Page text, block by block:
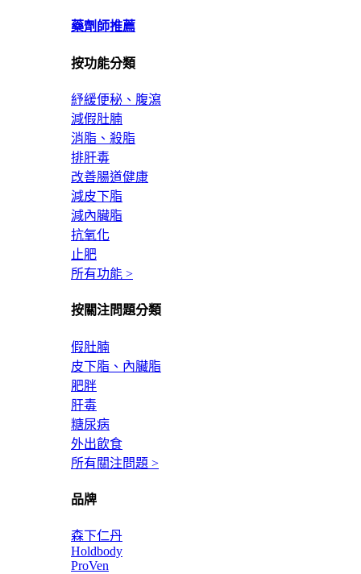
藥劑師推薦
按功能分類
紓緩便秘、腹瀉
減假肚腩
消脂、殺脂
排肝毒
改善腸道健康
減皮下脂
減內臟脂
抗氧化
止肥
所有功能 >
按關注問題分類
假肚腩
皮下脂、內臟脂
肥胖
肝毒
糖尿病
外出飲食
所有關注問題 >
品牌
森下仁丹
Holdbody
ProVen